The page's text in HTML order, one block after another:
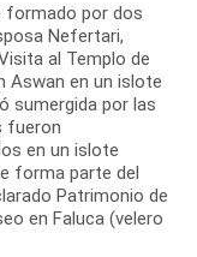
formado por dos
Nefertari,
al Templo de
Aswan en un islote
sumergida por las
fueron
en un islote
forma parte del
Patrimonio de
en Faluca (velero